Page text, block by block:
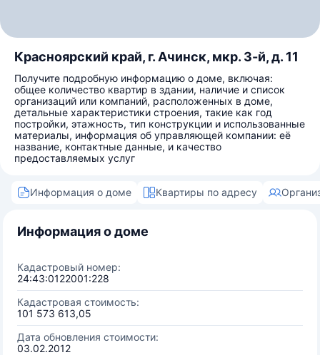
Красноярский край, г. Ачинск, мкр. 3-й, д. 11
Получите подробную информацию о доме, включая:
общее количество квартир в здании, наличие и список
организаций или компаний, расположенных в доме,
детальные характеристики строения, такие как год
постройки, этажность, тип конструкции и использованные
материалы, информация об управляющей компании: её
название, контактные данные, и качество
предоставляемых услуг
Информация о доме Квартиры по адресу
Информация о доме
Кадастровый номер:
24:43:0122001:228
Кадастровая стоимость:
101 573 613,05
Дата обновления стоимости:
03.02.2012